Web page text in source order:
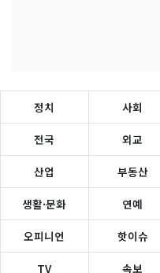
정치 사회
전국 외교
산업 부동산
생활·문화 연예
오피니언 핫이슈
TV 속보